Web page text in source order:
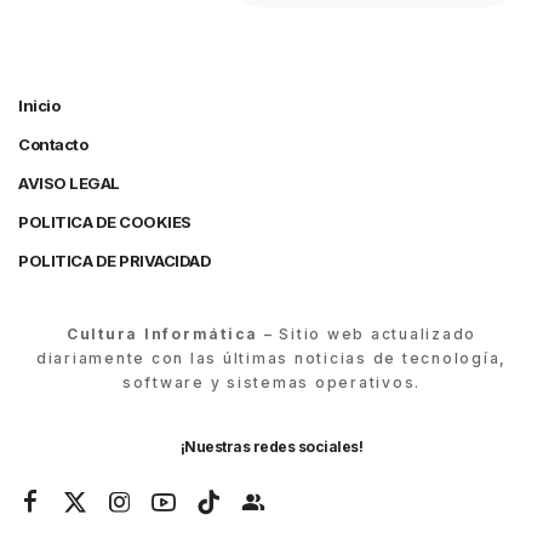
Inicio
Contacto
AVISO LEGAL
POLITICA DE COOKIES
POLITICA DE PRIVACIDAD
Cultura Informática – Sitio web actualizado
diariamente con las últimas noticias de tecnología,
software y sistemas operativos.
¡Nuestras redes sociales!